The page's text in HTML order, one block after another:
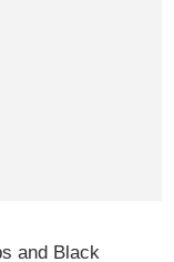
and Black